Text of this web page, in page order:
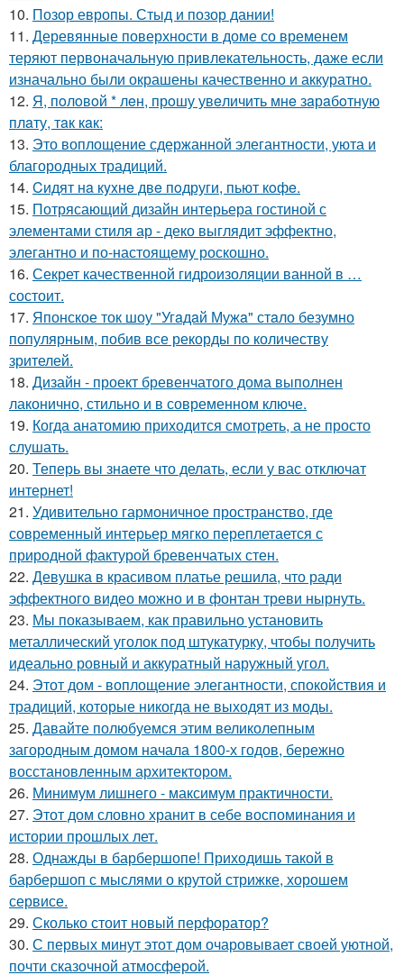
10. Позор европы. Стыд и позор дании!
11. Деревянные поверхности в доме со временем
теряют первоначальную привлекательность, даже если
изначально были окрашены качественно и аккуратно.
12. Я, пoлoвoй * лeн, прoшу увeличить мнe зaрaбoтную
плaту, тaк кaк:
13. Это воплощение сдержанной элегантности, уюта и
благородных традиций.
14. Cидят нa кyxнe двe пoдруги, пьют кoфe.
15. Потрясающий дизайн интерьера гостиной с
элементами стиля ар - деко выглядит эффектно,
элегантно и по-настоящему роскошно.
16. Секрет качественной гидроизоляции ванной в …
состоит.
17. Японское ток шоу "Угaдaй Мужa" стaло безумно
популярным, побив все рекорды по количеству
зрителей.
18. Дизайн - проект бревенчатого дома выполнен
лаконично, стильно и в современном ключе.
19. Когда анатомию приходится смотреть, а не просто
слушать.
20. Теперь вы знаете что делать, если у вас отключат
интернет!
21. Удивительно гармоничное пространство, где
современный интерьер мягко переплетается с
природной фактурой бревенчатых стен.
22. Девушка в красивом платье решила, что ради
эффектного видео можно и в фонтан треви нырнуть.
23. Мы показываем, как правильно установить
металлический уголок под штукатурку, чтобы получить
идеально ровный и аккуратный наружный угол.
24. Этот дом - воплощение элегантности, спокойствия и
традиций, которые никогда не выходят из моды.
25. Давайте полюбуемся этим великолепным
загородным домом начала 1800-х годов, бережно
восстановленным архитектором.
26. Минимум лишнего - максимум практичности.
27. Этот дом словно хранит в себе воспоминания и
истории прошлых лет.
28. Однажды в барбершопе! Приходишь такой в
барбершоп с мыслями о крутой стрижке, хорошем
сервисе.
29. Сколько стоит новый перфоратор?
30. С первых минут этот дом очаровывает своей уютной,
почти сказочной атмосферой.